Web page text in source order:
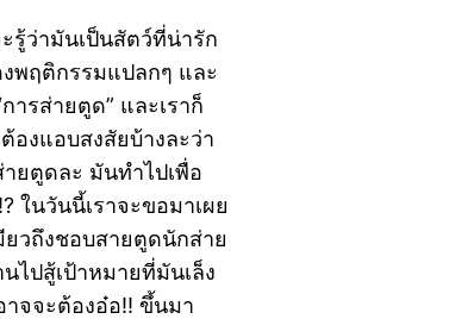
รู้ว่ามันเป็นสัตว์ที่น่ารัก
พฤติกรรมแปลกๆ และ
ารส่ายตูด” และเราก็
องแอบสงสัยบ้างละว่า
ายตูดละ มันทำไปเพื่อ
ในวันนี้เราจะขอมาเผย
วถึงชอบสายตูดนักส่าย
ไปสู้เป้าหมายที่มันเล็ง
าจจะต้องอ๋อ!! ขึ้นมา